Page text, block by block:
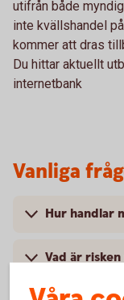
utifrån både
inte kvällshandel
kommer att dras
Du hittar aktuellt
internetbank
Vanliga
Hur handlar
Vad är